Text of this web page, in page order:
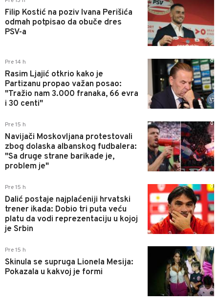
Filip Kostić na poziv Ivana Perišića
odmah potpisao da obuče dres
PSV-a
Pre 14 h
Rasim Ljajić otkrio kako je
Partizanu propao važan posao:
"Tražio nam 3.000 franaka, 66 evra
i 30 centi"
0
Pre 15 h
Navijači Moskovljana protestovali
zbog dolaska albanskog fudbalera:
"Sa druge strane barikade je,
problem je"
0
Pre 15 h
Dalić postaje najplaćeniji hrvatski
trener ikada: Dobio tri puta veću
platu da vodi reprezentaciju u kojoj
je Srbin
0
Pre 15 h
Skinula se supruga Lionela Mesija:
Pokazala u kakvoj je formi
0